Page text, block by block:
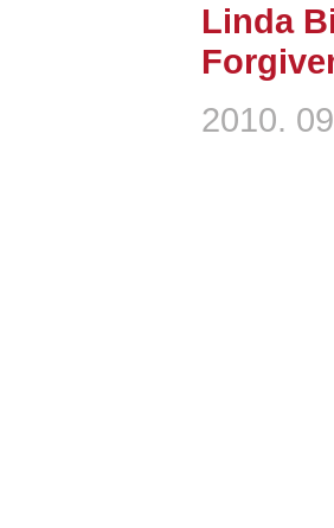
Linda
2010.